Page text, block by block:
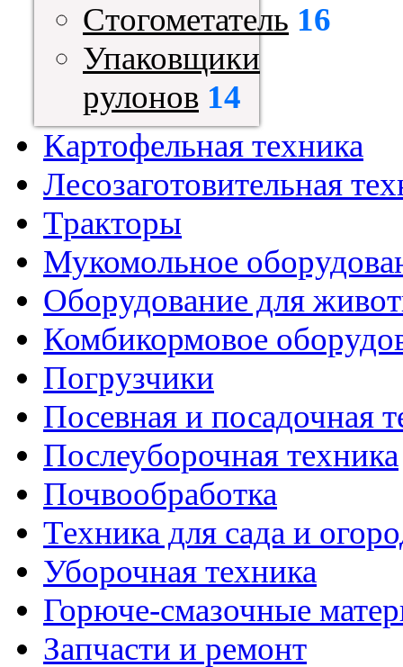
Стогометатель 16
Упаковщики
рулонов 14
Картофельная техника
Лесозаготовительная
Тракторы
Мукомольное
Оборудование для
Комбикормовое
Погрузчики
Посевная и посадочная
Послеуборочная техника
Почвообработка
Техника для сада и
Уборочная техника
Горюче-смазочные
Запчасти и ремонт